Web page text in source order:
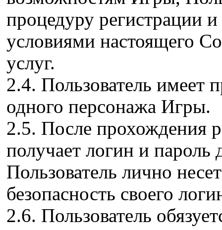
процедуру регистрации и
условиями настоящего
услуг.
2.4. Пользователь имеет
одного персонажа Игры.
2.5. После прохождения
получает логин и пароль
Пользователь лично
безопасность своего
2.6. Пользователь